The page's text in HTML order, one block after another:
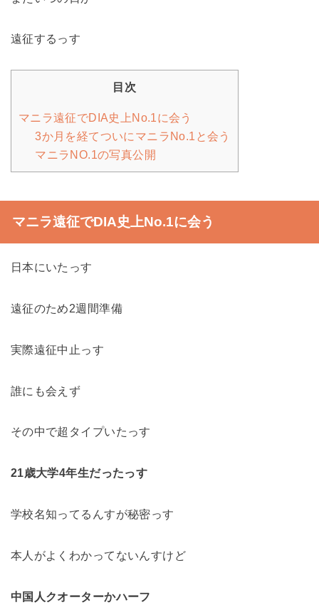
遠征するっす
目次
マニラ遠征でDIA史上No.1に会う
3か月を経てついにマニラNo.1と会う
マニラNO.1の写真公開
マニラ遠征でDIA史上No.1に会う
日本にいたっす
遠征のため2週間準備
実際遠征中止っす
誰にも会えず
その中で超タイプいたっす
21歳大学4年生だったっす
学校名知ってるんすが秘密っす
本人がよくわかってないんすけど
中国人クオーターかハーフ